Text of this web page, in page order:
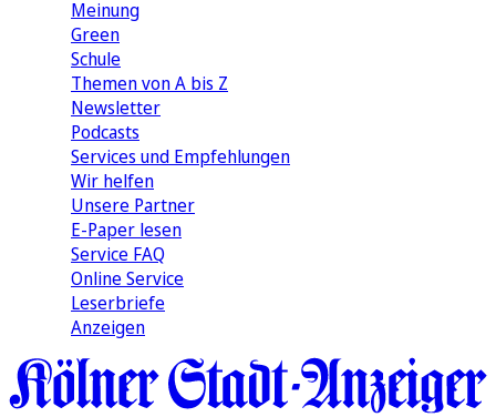
Meinung
Green
Schule
Themen von A bis Z
Newsletter
Podcasts
Services und Empfehlungen
Wir helfen
Unsere Partner
E-Paper lesen
Service FAQ
Online Service
Leserbriefe
Anzeigen